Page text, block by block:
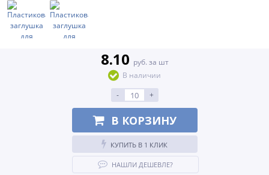
8.10 руб. за шт
В наличии
-
+
В КОРЗИНУ
КУПИТЬ В 1 КЛИК
НАШЛИ ДЕШЕВЛЕ?